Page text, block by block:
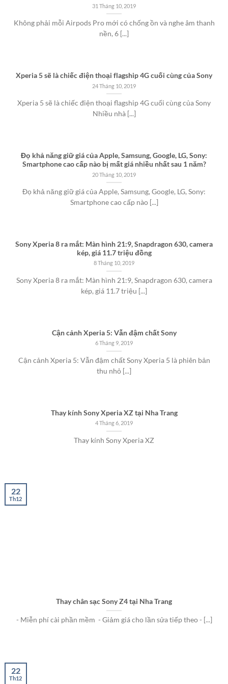
31 Tháng 10, 2019
Không phải mỗi Airpods Pro mới có chống ồn và nghe âm thanh
nền, 6 [...]
Xperia 5 sẽ là chiếc điện thoại flagship 4G cuối cùng của Sony
24 Tháng 10, 2019
Xperia 5 sẽ là chiếc điện thoại flagship 4G cuối cùng của Sony
Nhiều nhà [...]
Đọ khả năng giữ giá của Apple, Samsung, Google, LG, Sony:
Smartphone cao cấp nào bị mất giá nhiều nhất sau 1 năm?
20 Tháng 10, 2019
Đọ khả năng giữ giá của Apple, Samsung, Google, LG, Sony:
Smartphone cao cấp nào [...]
Sony Xperia 8 ra mắt: Màn hình 21:9, Snapdragon 630, camera
kép, giá 11.7 triệu đồng
8 Tháng 10, 2019
Sony Xperia 8 ra mắt: Màn hình 21:9, Snapdragon 630, camera
kép, giá 11.7 triệu [...]
Cận cảnh Xperia 5: Vẫn đậm chất Sony
6 Tháng 9, 2019
Cận cảnh Xperia 5: Vẫn đậm chất Sony Xperia 5 là phiên bản
thu nhỏ [...]
Thay kính Sony Xperia XZ tại Nha Trang
4 Tháng 6, 2019
Thay kính Sony Xperia XZ
Thay chân sạc Sony Z4 tại Nha Trang
- Miễn phí cài phần mềm - Giảm giá cho lần sửa tiếp theo - [...]
22
Th12
22
Th12